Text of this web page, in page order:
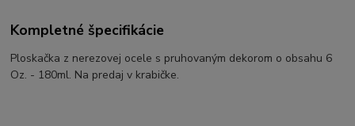
Kompletné špecifikácie
Ploskačka z nerezovej ocele s pruhovaným dekorom o obsahu 6
Oz. - 180ml. Na predaj v krabičke.